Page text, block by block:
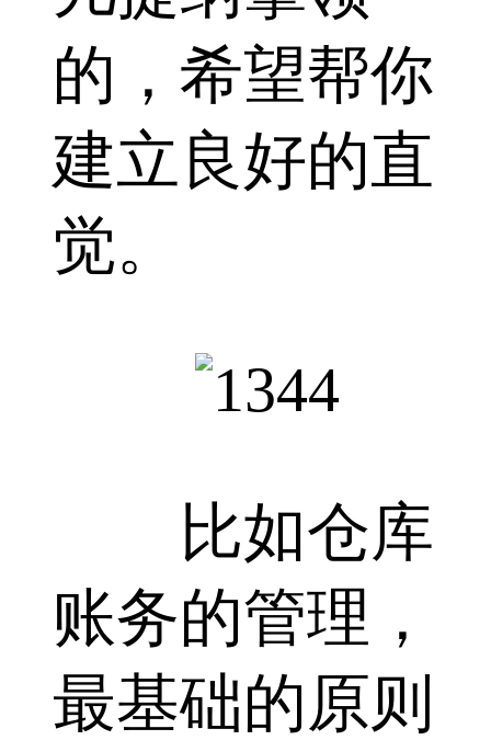
的，希望帮你
建立良好的直
觉。
比如仓库
账务的管理，
最基础的原则